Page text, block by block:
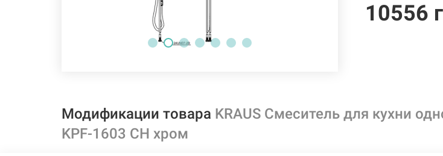
10556
Модификации товара KRAUS Смеситель для кухни
KPF-1603 CH хром